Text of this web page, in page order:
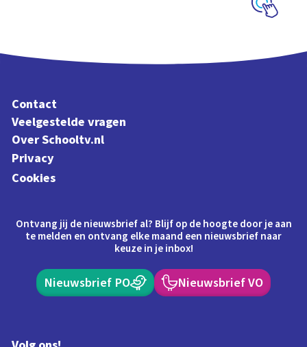
Contact
Veelgestelde vragen
Over Schooltv.nl
Privacy
Cookies
Ontvang jij de nieuwsbrief al? Blijf op de hoogte door je aan
te melden en ontvang elke maand een nieuwsbrief naar
keuze in je inbox!
Nieuwsbrief PO Nieuwsbrief VO